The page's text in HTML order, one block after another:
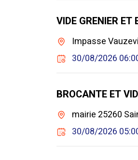
VIDE GRENIER
Impasse
30/08/2026
BROCANTE ET
mairie 25260
30/08/2026